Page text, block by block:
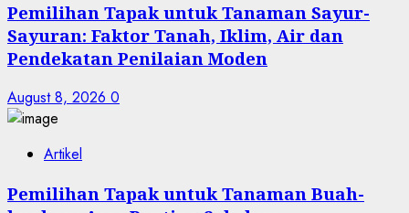
Pemilihan Tapak untuk Tanaman Sayur-
Sayuran: Faktor Tanah, Iklim, Air dan
Pendekatan Penilaian Moden
August 8, 2026 0
Artikel
Pemilihan Tapak untuk Tanaman Buah-